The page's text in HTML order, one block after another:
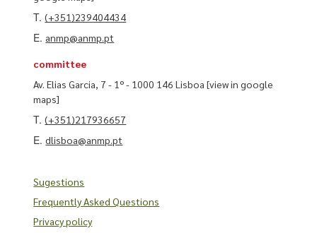
T.(+351)239404434
E. anmp@anmp.pt
committee
Av. Elias Garcia, 7 - 1º - 1000 146 Lisboa[view in google
maps]
T.(+351)217936657
E.dlisboa@anmp.pt
Sugestions
Frequently Asked Questions
Privacy policy